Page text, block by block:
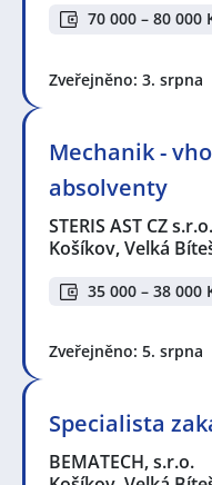
70 000 – 80 000
Zveřejněno: 3. srpna
Mechanik -
absolventy
STERIS AST CZ s.r.o.
Košíkov, Velká
35 000 – 38 000
Zveřejněno: 5. srpna
Specialista
BEMATECH, s.r.o.